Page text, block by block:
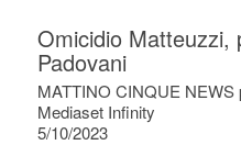
Omicidio Matteuzzi,
Padovani
MATTINO CINQUE NEWS
Mediaset Infinity
5/10/2023